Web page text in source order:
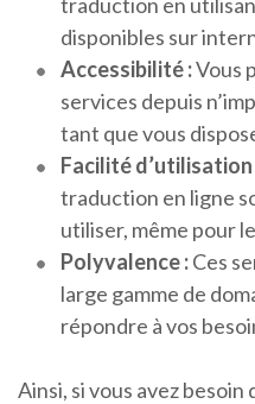
disponibles sur
Accessibilité :Vous
services depuis
tant que vous
Facilité d’utilisation
traduction en ligne
utiliser, même pour
Polyvalence :Ces
large gamme de
répondre à vos
Ainsi, si vous avez